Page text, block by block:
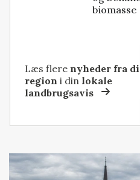
biomasse
Læs flere nyheder fra
region i dinlokale
landbrugsavis